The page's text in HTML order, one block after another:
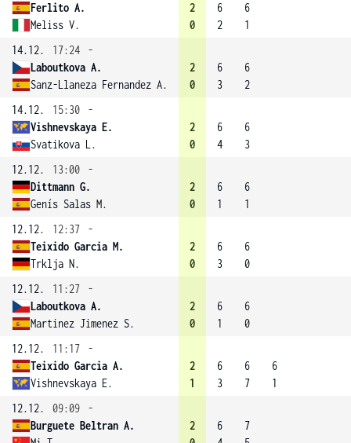
Ferlito A.
Meliss V.
2
0
6
2
6
1
14.12.
17:24
-
Laboutkova A.
Sanz-Llaneza Fernandez A.
2
0
6
3
6
2
14.12.
15:30
-
Vishnevskaya E.
Svatikova L.
2
0
6
4
6
3
12.12.
13:00
-
Dittmann G.
Genís Salas M.
2
0
6
1
6
1
12.12.
12:37
-
Teixido Garcia M.
Trklja N.
2
0
6
3
6
0
12.12.
11:27
-
Laboutkova A.
Martinez Jimenez S.
2
0
6
1
6
0
12.12.
11:17
-
Teixido Garcia A.
Vishnevskaya E.
2
1
6
3
6
7
6
1
12.12.
09:09
-
Burguete Beltran A.
2
6
7